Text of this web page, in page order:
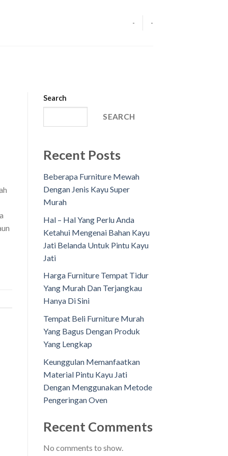
- -
Search
SEARCH
Recent Posts
Beberapa Furniture Mewah
Dengan Jenis Kayu Super
Murah
Hal – Hal Yang Perlu Anda
Ketahui Mengenai Bahan Kayu
Jati Belanda Untuk Pintu Kayu
Jati
Harga Furniture Tempat Tidur
Yang Murah Dan Terjangkau
Hanya Di Sini
Tempat Beli Furniture Murah
Yang Bagus Dengan Produk
Yang Lengkap
Keunggulan Memanfaatkan
Material Pintu Kayu Jati
Dengan Menggunakan Metode
Pengeringan Oven
Recent Comments
No comments to show.